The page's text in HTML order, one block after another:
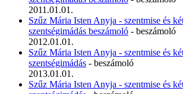
2011.01.01.
Szűz Mária Isten Anyja - szentmise és
szentségimádás beszámoló - beszámoló
2012.01.01.
Szűz Mária Isten Anyja - szentmise és
szentségimádás - beszámoló
2013.01.01.
Szűz Mária Isten Anyja - szentmise és